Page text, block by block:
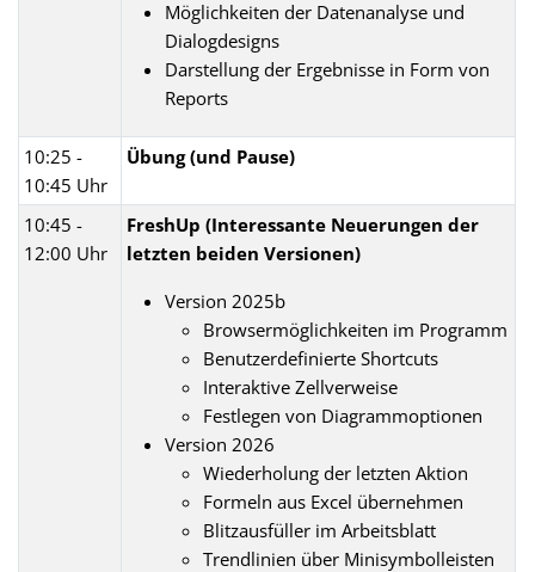
Möglichkeiten der Datenanalyse und
Dialogdesigns
Darstellung der Ergebnisse in Form von
Reports
10:25 -
10:45 Uhr
Übung (und Pause)
10:45 -
12:00 Uhr
FreshUp (Interessante Neuerungen der
letzten beiden Versionen)
Version 2025b
Browsermöglichkeiten im Programm
Benutzerdefinierte Shortcuts
Interaktive Zellverweise
Festlegen von Diagrammoptionen
Version 2026
Wiederholung der letzten Aktion
Formeln aus Excel übernehmen
Blitzausfüller im Arbeitsblatt
Trendlinien über Minisymbolleisten